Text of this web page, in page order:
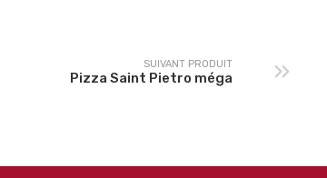
SUIVANT PRODUIT
Pizza Saint Pietro méga